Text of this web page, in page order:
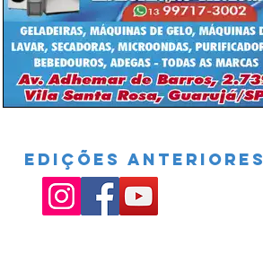
EDIÇÕES ANTERIORES